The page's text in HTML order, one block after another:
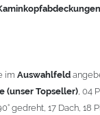
900mm wird die
zuständigen
im Auswahlfeld
(unser Topseller) , 04
gedreht, 17 Dach, 18